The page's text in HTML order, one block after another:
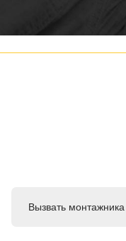
Вызвать